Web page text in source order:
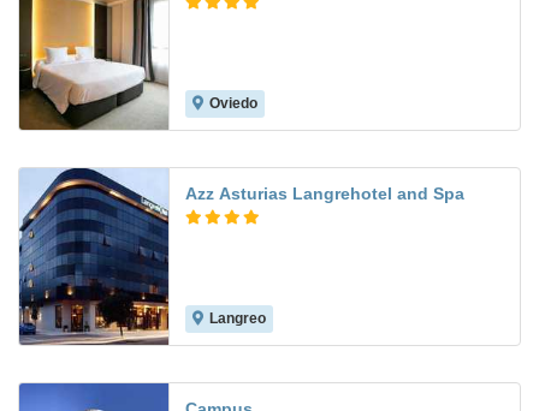
Oviedo
Azz Asturias Langrehotel and Spa
Langreo